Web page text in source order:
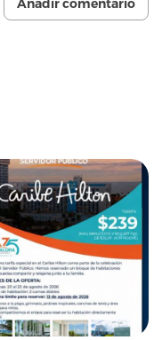
Añadir comentario